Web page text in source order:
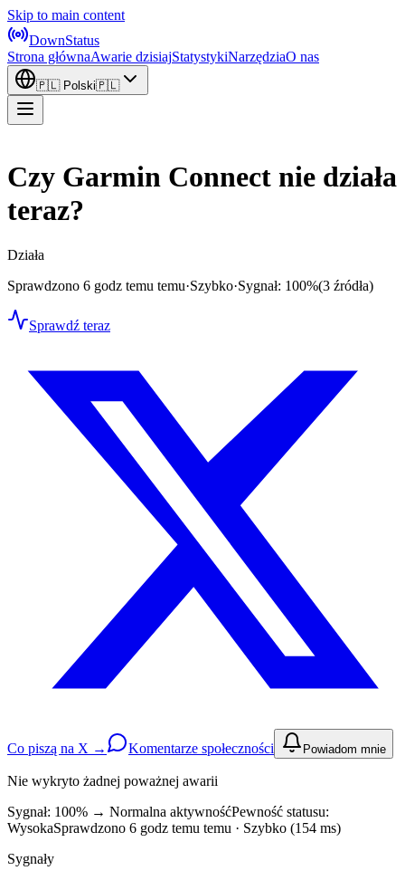
Skip to main content
DownStatus
Strona głównaAwarie dzisiajStatystykiNarzędziaO nas
🇵🇱 Polski🇵🇱
Czy Garmin Connect nie działa
teraz?
Działa
Sprawdzono 6 godz temu temu·Szybko·Sygnał: 100%(3 źródła)
Sprawdź teraz
Co piszą na X → Komentarze społeczności Powiadom mnie
Nie wykryto żadnej poważnej awarii
Sygnał: 100% → Normalna aktywnośćPewność statusu:
WysokaSprawdzono 6 godz temu temu · Szybko (154 ms)
Sygnały